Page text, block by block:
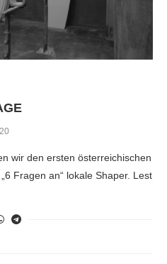
wir den ersten österreichischen
Fragen an“ lokale Shaper. Lest